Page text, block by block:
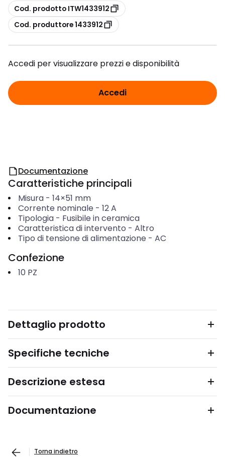
copia
Cod. prodotto ITW1433912
copia
Cod. produttore 1433912
Accedi per visualizzare prezzi e disponibilità
Accedi
Documentazione
Caratteristiche principali
Misura- 14×51 mm
Corrente nominale - 12A
Tipologia- Fusibile in ceramica
Caratteristica di intervento - Altro
Tipo di tensione di alimentazione - AC
Confezione
10 PZ
Dettaglio prodotto
Specifiche tecniche
Descrizione estesa
Documentazione
Torna indietro